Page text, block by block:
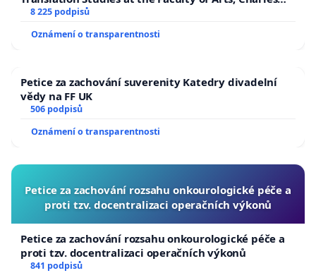
University
8 225 podpisů
Oznámení o transparentnosti
Petice za zachování suverenity Katedry divadelní
vědy na FF UK
506 podpisů
Oznámení o transparentnosti
Petice za zachování rozsahu onkourologické péče a
proti tzv. docentralizaci operačních výkonů
Petice za zachování rozsahu onkourologické péče a
proti tzv. docentralizaci operačních výkonů
841 podpisů